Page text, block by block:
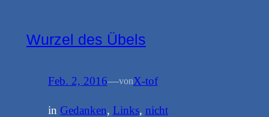
Wurzel des Übels
Feb. 2, 2016—vonX-tof
in Gedanken, Links, nicht